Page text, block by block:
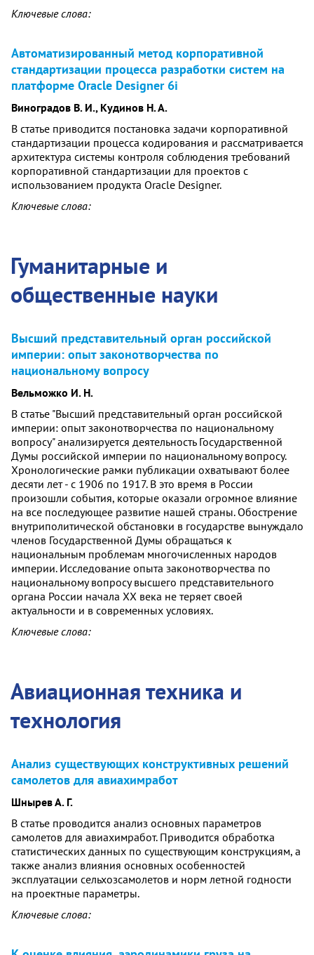
Ключевые слова:
Автоматизированный метод корпоративной
стандартизации процесса разработки систем на
платформе Oracle Designer 6i
Виноградов В. И., Кудинов Н. А.
В статье приводится постановка задачи корпоративной
стандартизации процесса кодирования и рассматривается
архитектура системы контроля соблюдения требований
корпоративной стандартизации для проектов с
использованием продукта Oracle Designer.
Ключевые слова:
Гуманитарные и
общественные науки
Высший представительный орган российской
империи: опыт законотворчества по
национальному вопросу
Вельможко И. Н.
В статье "Высший представительный орган российской
империи: опыт законотворчества по национальному
вопросу" анализируется деятельность Государственной
Думы российской империи по национальному вопросу.
Хронологические рамки публикации охватывают более
десяти лет - с 1906 по 1917. В это время в России
произошли события, которые оказали огромное влияние
на все последующее развитие нашей страны. Обострение
внутриполитической обстановки в государстве вынуждало
членов Государственной Думы обращаться к
национальным проблемам многочисленных народов
империи. Исследование опыта законотворчества по
национальному вопросу высшего представительного
органа России начала ХХ века не теряет своей
актуальности и в современных условиях.
Ключевые слова:
Авиационная техника и
технология
Анализ существующих конструктивных решений
самолетов для авиахимработ
Шнырев А. Г.
В статье проводится анализ основных параметров
самолетов для авиахимработ. Приводится обработка
статистических данных по существующим конструкциям, а
также анализ влияния основных особенностей
эксплуатации сельхозсамолетов и норм летной годности
на проектные параметры.
Ключевые слова: